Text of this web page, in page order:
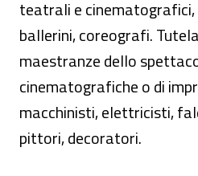
teatrali e
ballerini, coreografi.
maestranze dello
cinematografiche o di
macchinisti, elettricisti,
pittori, decoratori.